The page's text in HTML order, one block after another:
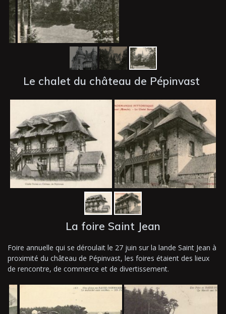
Le chalet du château de Pépinvast
La foire Saint Jean
Foire annuelle qui se déroulait le 27 juin sur la lande Saint Jean à
proximité du château de Pépinvast, les foires étaient des lieux
de rencontre, de commerce et de divertissement.